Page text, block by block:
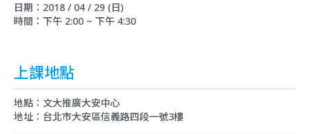
日期：2018 / 04 / 29 (日)
時間：下午 2:00 ~ 下午 4:30
上課地點
地點：文大推廣大安中心
地址：台北市大安區信義路四段一號3樓